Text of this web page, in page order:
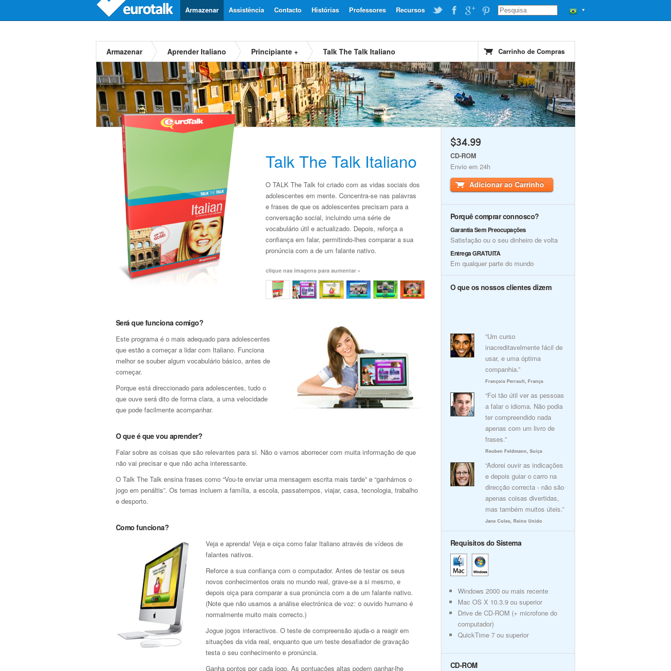
▼
Recursos
Professores
Histórias
Contacto
Assistência
Armazenar
Armazenar Aprender Italiano Principiante + Talk The Talk Italiano Carrinho de Compras
Talk The Talk Italiano
O TALK The Talk foi criado com as vidas sociais dos
adolescentes em mente. Concentra-se nas palavras
e frases de que os adolescentes precisam para a
conversação social, incluindo uma série de
vocabulário útil e actualizado. Depois, reforça a
confiança em falar, permitindo-lhes comparar a sua
pronúncia com a de um falante nativo.
clique nas imagens para aumentar »
Será que funciona comigo?
Este programa é o mais adequado para adolescentes
que estão a começar a lidar com Italiano. Funciona
melhor se souber algum vocabulário básico, antes de
começar.
Porque está direccionado para adolescentes, tudo o
que ouve será dito de forma clara, a uma velocidade
que pode facilmente acompanhar.
O que é que vou aprender?
Falar sobre as coisas que são relevantes para si. Não o vamos aborrecer com muita informação de que
não vai precisar e que não acha interessante.
O Talk The Talk ensina frases como “Vou-te enviar uma mensagem escrita mais tarde” e “ganhámos o
jogo em penáltis”. Os temas incluem a família, a escola, passatempos, viajar, casa, tecnologia, trabalho
e desporto.
Como funciona?
Veja e aprenda! Veja e oiça como falar Italiano através de vídeos de
falantes nativos.
Reforce a sua confiança com o computador. Antes de testar os seus
novos conhecimentos orais no mundo real, grave-se a si mesmo, e
depois oiça para comparar a sua pronúncia com a de um falante nativo.
(Note que não usamos a análise electrónica de voz: o ouvido humano é
normalmente muito mais correcto.)
Jogue jogos interactivos. O teste de compreensão ajuda-o a reagir em
situações da vida real, enquanto que um teste desafiador de gravação
testa o seu conhecimento e pronúncia.
Ganha pontos por cada jogo. As pontuações altas podem ganhar-lhe
$34.99
CD-ROM
Envio em 24h
Adicionar ao Carrinho
Porquê comprar connosco?
Garantia Sem Preocupações
Satisfação ou o seu dinheiro de volta
Entrega GRATUITA
Em qualquer parte do mundo
O que os nossos clientes dizem
“Um curso
inacreditavelmente fácil de
usar, e uma óptima
companhia.”
François Perrault, França
“Foi tão útil ver as pessoas
a falar o idioma. Não podia
ter compreendido nada
apenas com um livro de
frases.”
Reuben Feldmann, Suíça
“Adorei ouvir as indicações
e depois guiar o carro na
direcção correcta - não são
apenas coisas divertidas,
mas também muitos úteis.”
Jane Coles, Reino Unido
Requisitos do Sistema
Windows 2000 ou mais recente
Mac OS X 10.3.9 ou superior
Drive de CD-ROM (+ microfone do
computador)
QuickTime 7 ou superior
CD-ROM